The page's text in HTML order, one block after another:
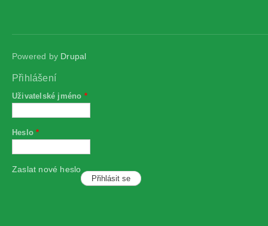
Powered by Drupal
Přihlášení
Uživatelské jméno *
Heslo*
Zaslat nové heslo